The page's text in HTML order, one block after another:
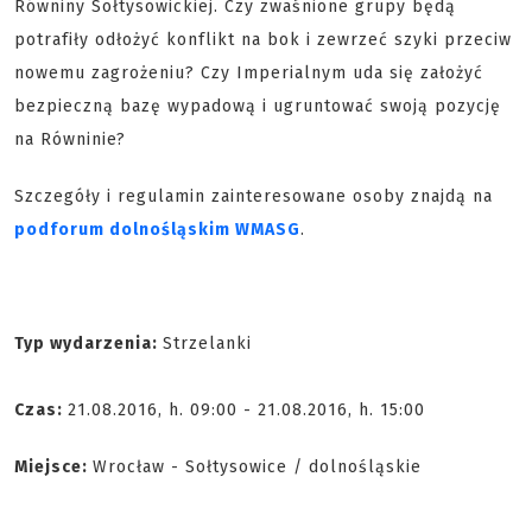
Równiny Sołtysowickiej. Czy zwaśnione grupy będą
potrafiły odłożyć konflikt na bok i zewrzeć szyki przeciw
nowemu zagrożeniu? Czy Imperialnym uda się założyć
bezpieczną bazę wypadową i ugruntować swoją pozycję
na Równinie?
Szczegóły i regulamin zainteresowane osoby znajdą na
podforum dolnośląskim WMASG.
Typ wydarzenia: Strzelanki
Czas: 21.08.2016, h. 09:00 - 21.08.2016, h. 15:00
Miejsce: Wrocław - Sołtysowice / dolnośląskie